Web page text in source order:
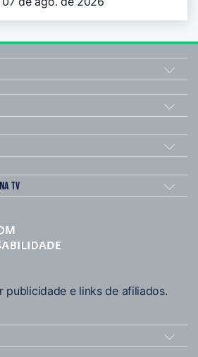
TV
publicidade e links de afiliados.